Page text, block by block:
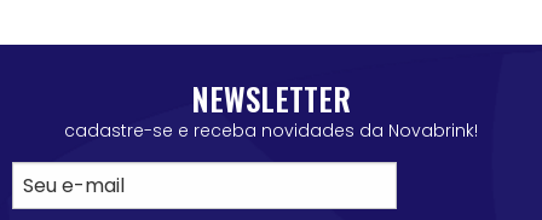
NEWSLETTER
cadastre-se e receba novidades da Novabrink!